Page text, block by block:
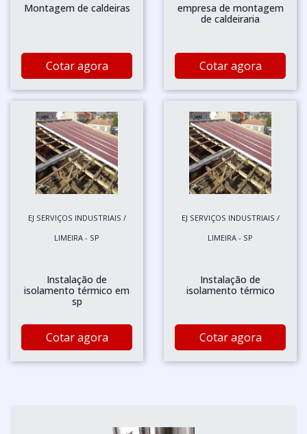
Montagem de caldeiras
Cotar agora
empresa de montagem
de caldeiraria
Cotar agora
EJ SERVIÇOS INDUSTRIAIS /
LIMEIRA - SP
Instalação de
isolamento térmico em
sp
Cotar agora
EJ SERVIÇOS INDUSTRIAIS /
LIMEIRA - SP
Instalação de
isolamento térmico
Cotar agora